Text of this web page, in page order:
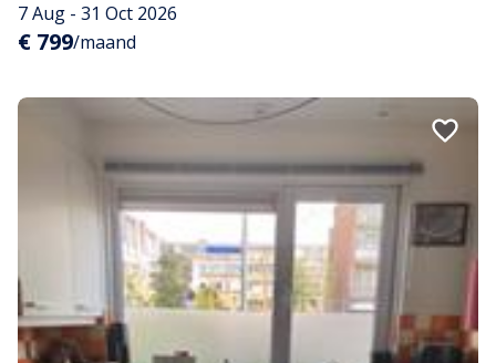
7 Aug - 31 Oct 2026
€ 799/maand